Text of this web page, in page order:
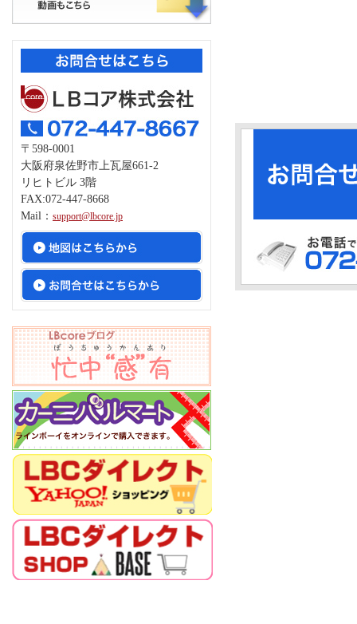
〒598-0001
大阪府泉佐野市上瓦屋661-2
リヒトビル 3階
FAX:072-447-8668
Mail： support@lbcore.jp